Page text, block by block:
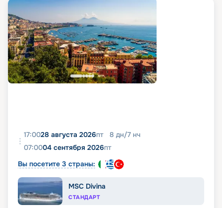
17:0028 августа 2026пт 8 дн/7 нч
07:0004 сентября 2026пт
Вы посетите 3 страны:
MSC Divina
СТАНДАРТ